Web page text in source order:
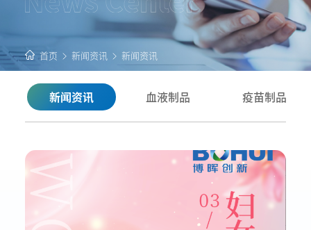
首页 新闻资讯 新闻资讯
新闻资讯 血液制品 疫苗制品